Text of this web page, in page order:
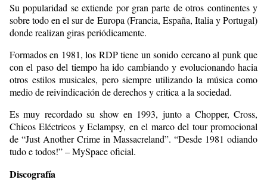
Su popularidad se extiende por gran parte de otros continentes y
sobre todo en el sur de Europa (Francia, España, Italia y Portugal)
donde realizan giras periódicamente.
Formados en 1981, los RDP tiene un sonido cercano al punk que
con el paso del tiempo ha ido cambiando y evolucionando hacia
otros estilos musicales, pero siempre utilizando la música como
medio de reivindicación de derechos y critica a la sociedad.
Es muy recordado su show en 1993, junto a Chopper, Cross,
Chicos Eléctricos y Eclampsy, en el marco del tour promocional
de “Just Another Crime in Massacreland”. “Desde 1981 odiando
tudo e todos!” – MySpace oficial.
Discografía